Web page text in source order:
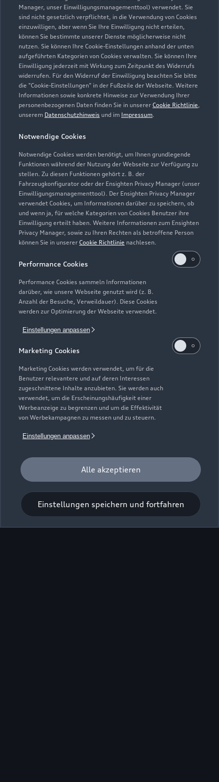
Manager, unser Einwilligungsmanagementtool) verwendet. Sie
sind nicht gesetzlich verpflichtet, in die Verwendung von Cookies
einzuwilligen, aber wenn Sie Ihre Einwilligung nicht erteilen,
können Sie bestimmte unserer Dienste möglicherweise nicht
nutzen. Sie können Ihre Cookie-Einstellungen anhand der unten
aufgeführten Kategorien von Cookies verwalten. Sie können Ihre
Einwilligung jederzeit mit Wirkung zum Zeitpunkt des Widerrufs
widerrufen. Für den Widerruf der Einwilligung beachten Sie bitte
die "Cookie-Einstellungen" in der Fußzeile der Webseite. Weitere
Informationen sowie konkrete Hinweise zur Verwendung Ihrer
personenbezogenen Daten finden Sie in unserer Cookie Richtlinie,
unserem Datenschutzhinweis und im Impressum.
Notwendige Cookies
Notwendige Cookies werden benötigt, um Ihnen grundlegende
Funktionen während der Nutzung der Webseite zur Verfügung zu
stellen. Zu diesen Funktionen gehört z. B. der
Fahrzeugkonfigurator oder der Ensighten Privacy Manager (unser
Einwilligungsmanagementtool). Der Ensighten Privacy Manager
verwendet Cookies, um Informationen darüber zu speichern, ob
und wenn ja, für welche Kategorien von Cookies Benutzer ihre
Einwilligung erteilt haben. Weitere Informationen zum Ensighten
Privacy Manager, sowie zu Ihren Rechten als betroffene Person
können Sie in unserer Cookie Richtlinie nachlesen.
Performance Cookies
Performance Cookies sammeln Informationen
darüber, wie unsere Webseite genutzt wird (z. B.
Anzahl der Besuche, Verweildauer). Diese Cookies
werden zur Optimierung der Webseite verwendet.
Einstellungen anpassen
Marketing Cookies
Marketing Cookies werden verwendet, um für die
Benutzer relevantere und auf deren Interessen
zugeschnittene Inhalte anzubieten. Sie werden auch
verwendet, um die Erscheinungshäufigkeit einer
Werbeanzeige zu begrenzen und um die Effektivität
von Werbekampagnen zu messen und zu steuern.
Einstellungen anpassen
Alle akzeptieren
Einstellungen speichern und fortfahren
Dresdener Straße 80
02625 Bautzen
03591 37860
info@matticzk.com
Kontaktdaten herunterladen
Öffnungszeiten
Verkauf
Geöffnet bis18:00
Service
Geöffnet bis18:00
Zur Inspektion